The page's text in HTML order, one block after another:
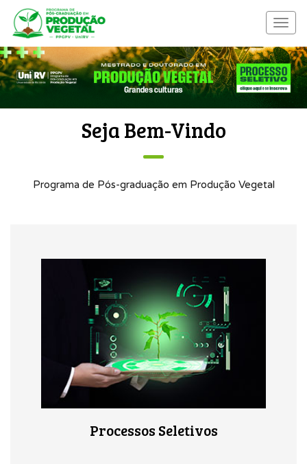
Menu
Seja Bem-Vindo
Programa de Pós-graduação em Produção Vegetal
Processos Seletivos